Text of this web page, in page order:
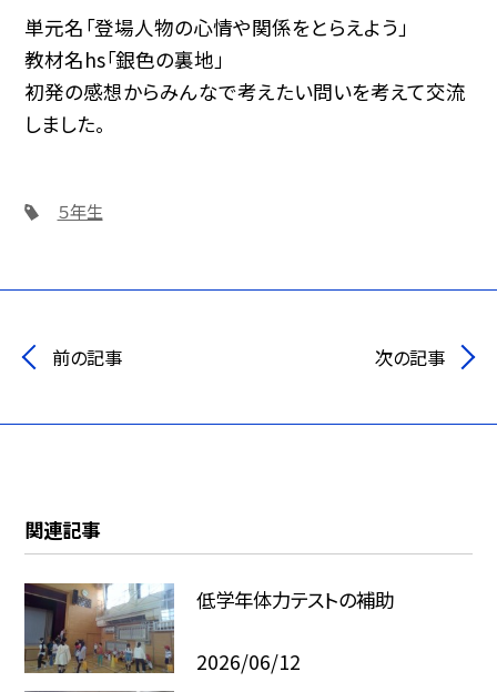
単元名「登場人物の心情や関係をとらえよう」
教材名hs「銀色の裏地」
初発の感想からみんなで考えたい問いを考えて交流
しました。
５年生
前の記事 次の記事
関連記事
低学年体力テストの補助
2026/06/12